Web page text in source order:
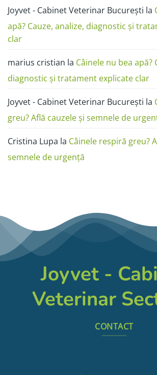
alergie
sau
Joyvet - Cabinet Veterinar București la
apă? Cauze, analize, diagnostic și
clar
marius cristian la Câinele nu bea apă?
diagnostic și tratament explicate clar
Joyvet - Cabinet Veterinar București la
greu? Află cauzele și semnele de
Cristina Lupa la Câinele respiră greu?
semnele de urgență
Joyvet -
Veterinar
CONTACT